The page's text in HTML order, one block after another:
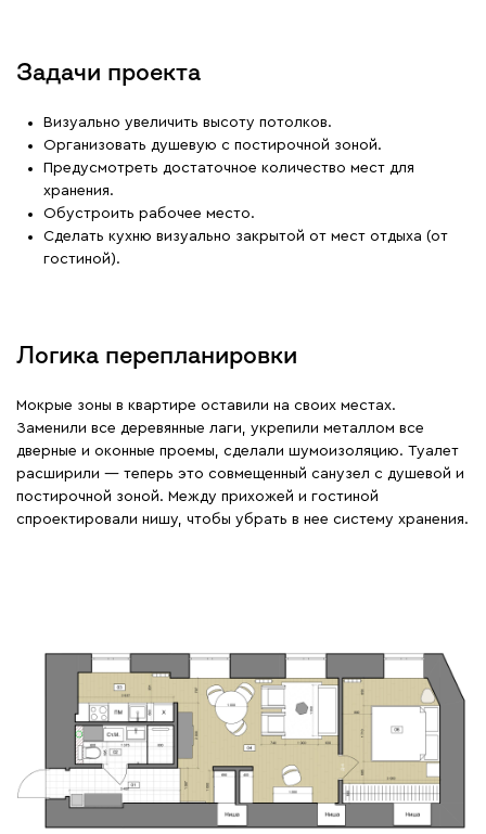
Задачи проекта
Визуально увеличить высоту потолков.
Организовать душевую с постирочной зоной.
Предусмотреть достаточное количество мест для
хранения.
Обустроить рабочее место.
Сделать кухню визуально закрытой от мест отдыха (от
гостиной).
Логика перепланировки
Мокрые зоны в квартире оставили на своих местах.
Заменили все деревянные лаги, укрепили металлом все
дверные и оконные проемы, сделали шумоизоляцию. Туалет
расширили — теперь это совмещенный санузел с душевой и
постирочной зоной. Между прихожей и гостиной
спроектировали нишу, чтобы убрать в нее систему хранения.